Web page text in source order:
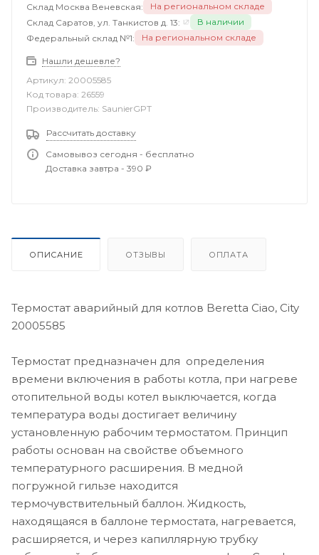
Склад Москва Веневская:
На региональном складе
Склад Саратов, ул. Танкистов д. 13:
В наличии
Федеральный склад №1:
На региональном складе
Нашли дешевле?
Артикул: 20005585
Код товара: 26559
Производитель: SaunierGPT
Рассчитать доставку
Самовывоз сегодня - бесплатно
Доставка завтра - 390 ₽
ОПИСАНИЕ ОТЗЫВЫ ОПЛАТА
Термостат аварийный для котлов Beretta Ciao, City
20005585
Термостат предназначен для определения
времени включения в работы котла, при нагреве
отопительной воды котел выключается, когда
температура воды достигает величину
установленную рабочим термостатом. Принцип
работы основан на свойстве объемного
температурного расширения. В медной
погружной гильзе находится
термочувствительный баллон. Жидкость,
находящаяся в баллоне термостата, нагревается,
расширяется, и через капиллярную трубку